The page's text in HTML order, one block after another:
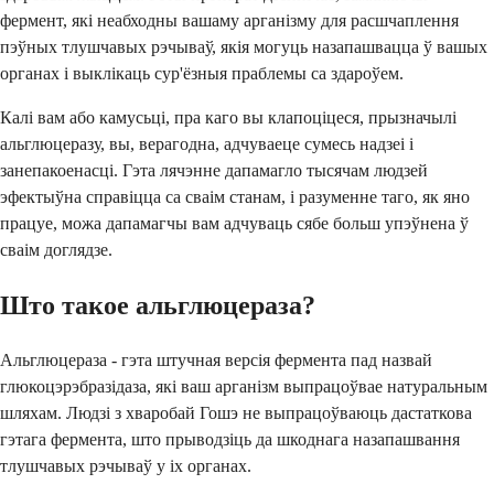
фермент, які неабходны вашаму арганізму для расшчаплення
пэўных тлушчавых рэчываў, якія могуць назапашвацца ў вашых
органах і выклікаць сур'ёзныя праблемы са здароўем.
Калі вам або камусьці, пра каго вы клапоціцеся, прызначылі
альглюцеразу, вы, верагодна, адчуваеце сумесь надзеі і
занепакоенасці. Гэта лячэнне дапамагло тысячам людзей
эфектыўна справіцца са сваім станам, і разуменне таго, як яно
працуе, можа дапамагчы вам адчуваць сябе больш упэўнена ў
сваім доглядзе.
Што такое альглюцераза?
Альглюцераза - гэта штучная версія фермента пад назвай
глюкоцэрэбразідаза, які ваш арганізм выпрацоўвае натуральным
шляхам. Людзі з хваробай Гошэ не выпрацоўваюць дастаткова
гэтага фермента, што прыводзіць да шкоднага назапашвання
тлушчавых рэчываў у іх органах.